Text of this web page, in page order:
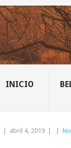
INICIO
| abril 4, 2019 | |